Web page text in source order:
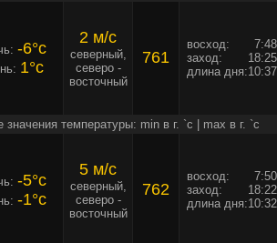
-6°c
1°c
2 м/c
северный,
северо -
восточный
761
восход:
7:48
заход:
18:25
длина дня:10:37
значения температуры: min в г. `c | max в г. `c
-5°c
-1°c
5 м/c
северный,
северо -
восточный
762
восход:
7:50
заход:
18:22
длина дня:10:32